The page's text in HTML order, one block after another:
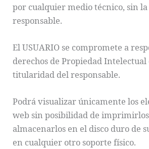
por cualquier medio técnico, sin
responsable.
El USUARIO se compromete a
derechos de Propiedad
titularidad del responsable.
Podrá visualizar únicamente los
web sin posibilidad de
almacenarlos en el disco duro de
en cualquier otro soporte físico.